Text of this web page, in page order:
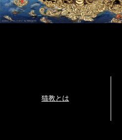
猫教とは